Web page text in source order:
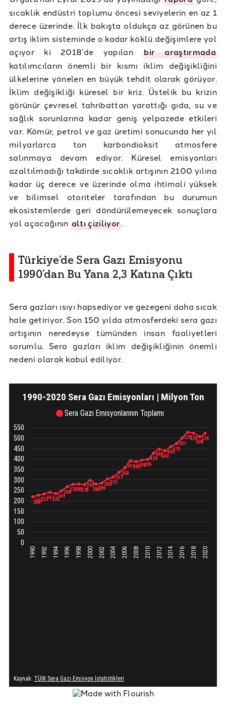
sıcaklık endüstri toplumu öncesi seviyelerin en az 1
derece üzerinde. İlk bakışta oldukça az görünen bu
artış iklim sisteminde o kadar köklü değişimlere yol
açıyor ki 2018’de yapılanbir araştırmada
katılımcıların önemli bir kısmı iklim değişikliğini
ülkelerine yönelen en büyük tehdit olarak görüyor.
İklim değişikliği küresel bir kriz. Üstelik bu krizin
görünür çevresel tahribattan yarattığı gıda, su ve
sağlık sorunlarına kadar geniş yelpazede etkileri
var. Kömür, petrol ve gaz üretimi sonucunda her yıl
milyarlarca ton karbondioksit atmosfere
salınmaya devam ediyor. Küresel emisyonları
azaltılmadığı takdirde sıcaklık artışının 2100 yılına
kadar üç derece ve üzerinde olma ihtimali yüksek
ve bilimsel otoriteler tarafından bu durumun
ekosistemlerde geri döndürülemeyecek sonuçlara
yol açacağının altı çiziliyor.
Türkiye’de Sera Gazı Emisyonu
1990’dan Bu Yana 2,3 Katına Çıktı
Sera gazları ısıyı hapsediyor ve gezegeni daha sıcak
hale getiriyor. Son 150 yılda atmosferdeki sera gazı
artışının neredeyse tümünden insan faaliyetleri
sorumlu. Sera gazları iklim değişikliğinin önemli
nedeni olarak kabul ediliyor.